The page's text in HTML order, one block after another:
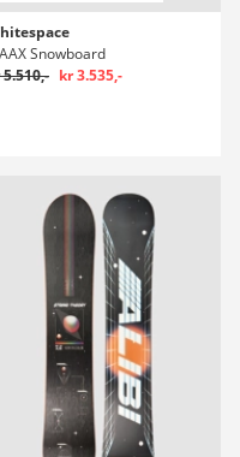
Snowboard
kr 3.535,-